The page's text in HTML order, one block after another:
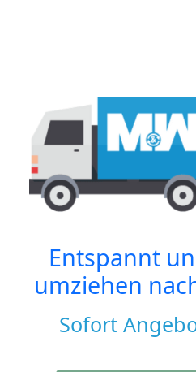
Entspannt
umziehen
Sofort